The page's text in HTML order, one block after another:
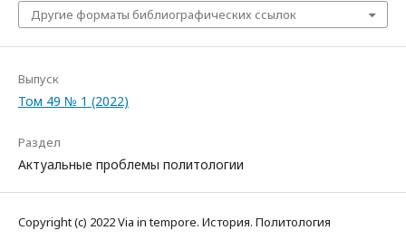
Другие форматы библиографических ссылок
Выпуск
Том 49 № 1 (2022)
Раздел
Актуальные проблемы политологии
Copyright (c) 2022 Via in tempore. История. Политология